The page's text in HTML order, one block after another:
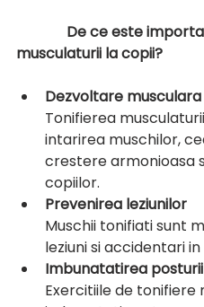
musculaturii la copii?
Dezvoltare
Tonifierea
intarirea muschilor,
crestere armonioasa
copiilor.
Prevenirea leziunilor
Muschii tonifiati sunt
leziuni si accidentari
Imbunatatirea posturii
Exercitiile de